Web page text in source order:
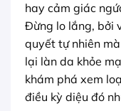
hay cảm giác
Đừng lo lắng, bởi
quyết tự nhiên
lại làn da khỏe
khám phá xem
điều kỳ diệu đó